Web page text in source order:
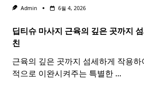
Admin 6월 4, 2026
딥티슈 마사지 근육의 깊은 곳까지
친
근육의 깊은 곳까지 섬세하게 작용
적으로 이완시켜주는 특별한 ...